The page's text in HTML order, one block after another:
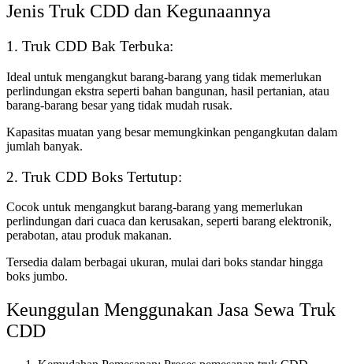
Jenis Truk CDD dan Kegunaannya
1. Truk CDD Bak Terbuka:
Ideal untuk mengangkut barang-barang yang tidak memerlukan
perlindungan ekstra seperti bahan bangunan, hasil pertanian, atau
barang-barang besar yang tidak mudah rusak.
Kapasitas muatan yang besar memungkinkan pengangkutan dalam
jumlah banyak.
2. Truk CDD Boks Tertutup:
Cocok untuk mengangkut barang-barang yang memerlukan
perlindungan dari cuaca dan kerusakan, seperti barang elektronik,
perabotan, atau produk makanan.
Tersedia dalam berbagai ukuran, mulai dari boks standar hingga
boks jumbo.
Keunggulan Menggunakan Jasa Sewa Truk
CDD